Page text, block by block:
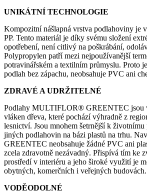
UNIKÁTNÍ TECHNOLOGIE
Kompozitní nášlapná vrstva podlahoviny je
PP. Tento materiál je díky svému složení
opotřebení, není citlivý na poškrábání,
Polypropylen patří mezi nejpoužívanější
potravinářském a textilním průmyslu. Proto
podlah bez zápachu, neobsahuje PVC ani
ZDRAVÉ A UDRŽITELNÉ
Podlahy MULTIFLOR® GREENTEC jsou
vláken dřeva, které pochází výhradně z
lesnictví. Jsou mnohem šetrnější k životnímu
jiných podlahovin na bázi plastů na trhu.
GREENTEC neobsahuje žádné PVC ani
zcela zdravotně nezávadný. Přispívá tím ke
prostředí v interiéru a jeho široké využití je
obytných, komerčních i veřejných budovách.
VODĚODOLNÉ